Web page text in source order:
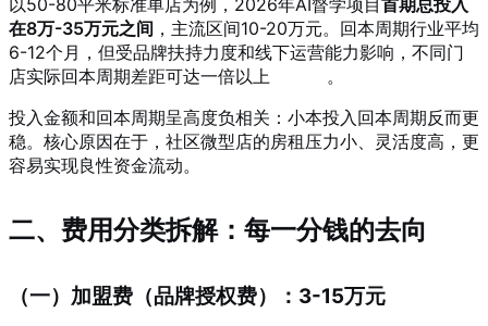
在8万-35万元之间 ，主流区间10-20万元。回本周期行业平均
6-12个月，但受品牌扶持力度和线下运营能力影响，不同门
店实际回本周期差距可达一倍以上
。
投入金额和回本周期呈高度负相关：小本投入回本周期反而更
稳。核心原因在于，社区微型店的房租压力小、灵活度高，更
容易实现良性资金流动。
二、费用分类拆解：每一分钱的去向
（一）加盟费（品牌授权费）：3-15万元